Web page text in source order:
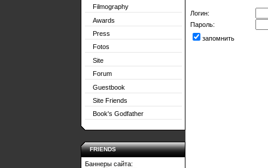
Filmography
Awards
Press
Fotos
Site
Forum
Guestbook
Site Friends
Book's Godfather
FRIENDS
Баннеры сайта:
Логин:
Пароль:
запомнить